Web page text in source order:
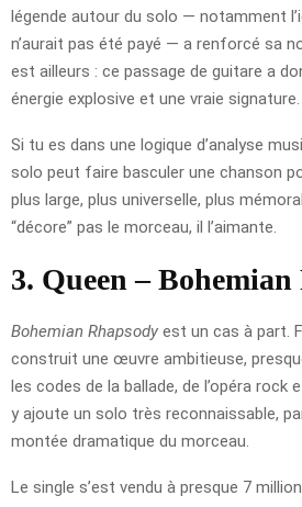
légende autour du solo — notamment
n’aurait pas été payé — a renforcé sa
est ailleurs : ce passage de guitare a
énergie explosive et une vraie signature.
Si tu es dans une logique d’analyse
solo peut faire basculer une chanson
plus large, plus universelle, plus
“décore” pas le morceau, il l’aimante.
3. Queen –
Bohemian Rhapsody est un cas à part.
construit une œuvre ambitieuse,
les codes de la ballade, de l’opéra rock
y ajoute un solo très reconnaissable,
montée dramatique du morceau.
Le single s’est vendu à presque 7